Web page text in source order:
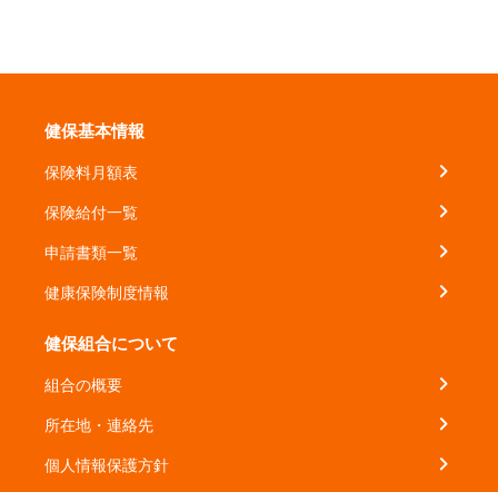
健保基本情報
保険料月額表
保険給付一覧
申請書類一覧
健康保険制度情報
健保組合について
組合の概要
所在地・連絡先
個人情報保護方針